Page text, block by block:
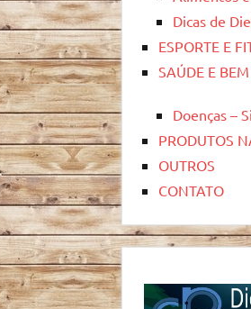
Dicas de
ESPORTE E
SAÚDE E
Doenças –
PRODUTOS
OUTROS
CONTATO